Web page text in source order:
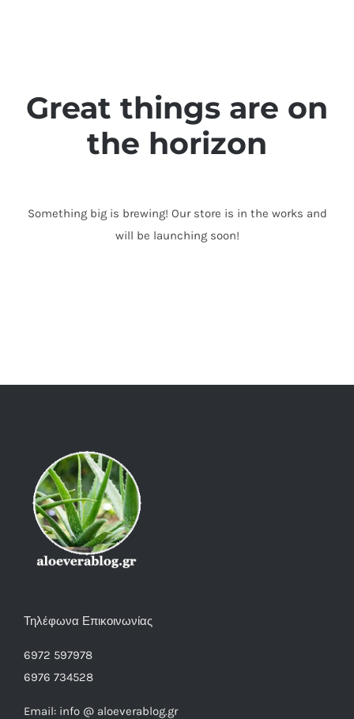
Great things are on
the horizon
Something big is brewing! Our store is in the works and
will be launching soon!
Τηλέφωνα Επικοινωνίας
6972 597978
6976 734528
Email: info @ aloeverablog.gr